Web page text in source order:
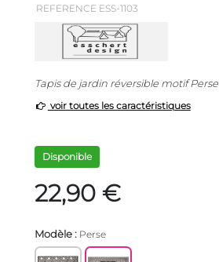
REFERENCE ESS-1103
Tapis de jardin réversible motif Perse
voir toutes les caractéristiques
Disponible
22,90 €
Modèle : Perse